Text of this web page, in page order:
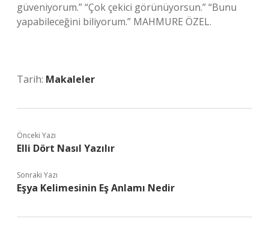
güveniyorum.” “Çok çekici görünüyorsun.” “Bunu
yapabileceğini biliyorum.” MAHMURE ÖZEL.
Tarih: Makaleler
Önceki Yazı
Elli Dört Nasıl Yazılır
Sonraki Yazı
Eşya Kelimesinin Eş Anlamı Nedir